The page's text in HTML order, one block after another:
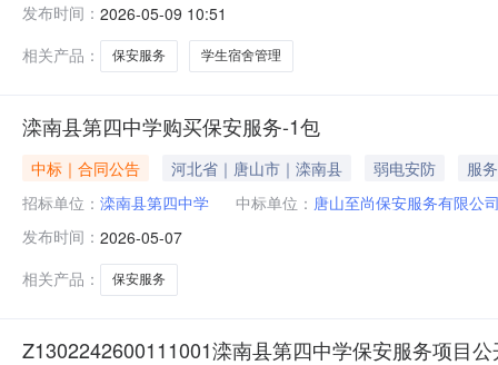
发布时间： 2026-05-09 10:51
相关产品：
保安服务 学生宿舍管理
滦南县第四中学购买保安服务-1包
中标｜合同公告 河北省｜唐山市｜滦南县 弱电安防
服务
招标单位： 滦南县第四中学 中标单位： 唐山至尚保安服务有限公
发布时间： 2026-05-07
相关产品：
保安服务
Z1302242600111001滦南县第四中学保安服务项目